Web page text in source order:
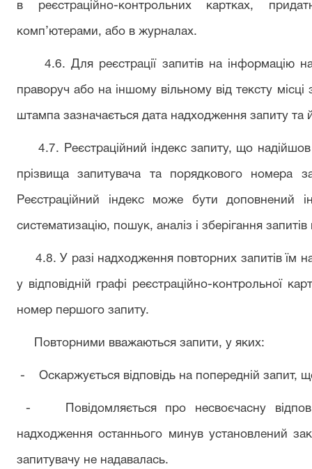
в реєстраційно-контрольних картках,
комп’ютерами, або в журналах.
4.6. Для реєстрації запитів на інформацію
праворуч або на іншому вільному від тексту
штампа зазначається дата надходження запиту та
4.7. Реєстраційний індекс запиту, що надійшов
прізвища запитувача та порядкового номера
Реєстраційний індекс може бути доповнений
систематизацію, пошук, аналіз і зберігання
4.8. У разі надходження повторних запитів їм
у відповідній графі реєстраційно-контрольної
номер першого запиту.
Повторними вважаються запити, у яких:
- Оскаржується відповідь на попередній запит,
- Повідомляється про несвоєчасну
надходження останнього минув установлений
запитувачу не надавалась.